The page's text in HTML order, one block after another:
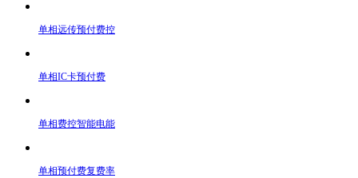
单相远传预付费控
单相IC卡预付费
单相费控智能电能
单相预付费复费率